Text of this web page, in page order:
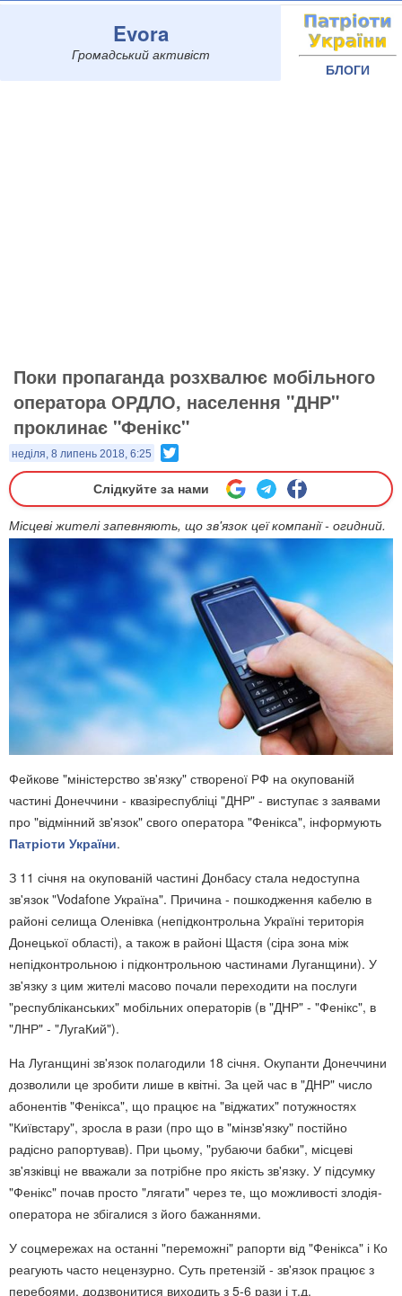
Evora
Громадський активіст
БЛОГИ
Поки пропаганда розхвалює мобільного
оператора ОРДЛО, населення "ДНР"
проклинає "Фенікс"
неділя, 8 липень 2018, 6:25
Слідкуйте за нами
Місцеві жителі запевняють, що зв'язок цеї компанії - огидний.
Фейкове "міністерство зв'язку" створеної РФ на окупованій
частині Донеччини - квазіреспубліці "ДНР" - виступає з заявами
про "відмінний зв'язок" свого оператора "Фенікса", інформують
Патріоти України.
З 11 січня на окупованій частині Донбасу стала недоступна
зв'язок "Vodafone Україна". Причина - пошкодження кабелю в
районі селища Оленівка (непідконтрольна Україні територія
Донецької області), а також в районі Щастя (сіра зона між
непідконтрольною і підконтрольною частинами Луганщини). У
зв'язку з цим жителі масово почали переходити на послуги
"республіканських" мобільних операторів (в "ДНР" - "Фенікс", в
"ЛНР" - "ЛугаКий").
На Луганщині зв'язок полагодили 18 січня. Окупанти Донеччини
дозволили це зробити лише в квітні. За цей час в "ДНР" число
абонентів "Фенікса", що працює на "віджатих" потужностях
"Київстару", зросла в рази (про що в "мінзв'язку" постійно
радісно рапортував). При цьому, "рубаючи бабки", місцеві
зв'язківці не вважали за потрібне про якість зв'язку. У підсумку
"Фенікс" почав просто "лягати" через те, що можливості злодія-
оператора не збігалися з його бажаннями.
У соцмережах на останні "переможні" рапорти від "Фенікса" і Ко
реагують часто нецензурно. Суть претензій - зв'язок працює з
перебоями, додзвонитися виходить з 5-6 рази і т.д.